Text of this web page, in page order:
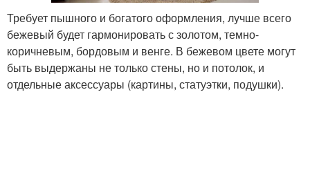
Требует пышного и богатого оформления, лучше всего
бежевый будет гармонировать с золотом, темно-
коричневым, бордовым и венге. В бежевом цвете могут
быть выдержаны не только стены, но и потолок, и
отдельные аксессуары (картины, статуэтки, подушки).